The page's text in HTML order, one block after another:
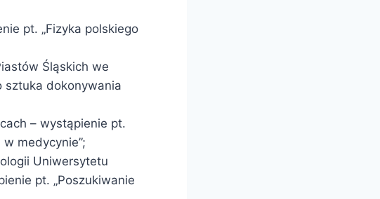
pt. „Fizyka polskiego
Śląskich we
sztuka dokonywania
– wystąpienie pt.
medycynie”;
Uniwersytetu
pt. „Poszukiwanie